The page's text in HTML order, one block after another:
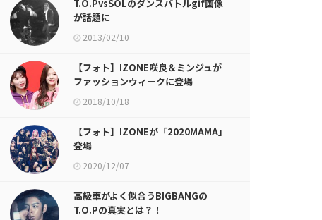
T.O.PvsSOLのダンスバトルgif画像
が話題に
2013/02/10
【フォト】IZONE咲良＆ミンジュが
ファッションウィークに登場
2018/10/18
【フォト】IZONEが「2020MAMA」
登場
2020/12/07
高級車がよく似合うBIGBANGの
T.O.Pの真実とは？！